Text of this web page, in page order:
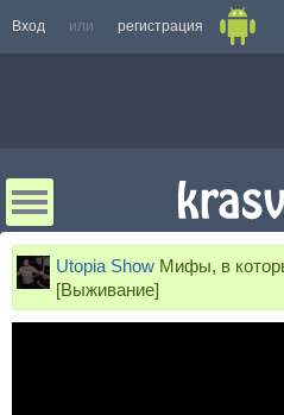
Вход или регистрация
Utopia Show Мифы, в
[Выживание]